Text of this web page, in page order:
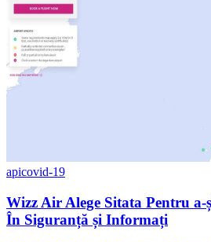
apicovid-19
Wizz Air Alege Sitata Pentru a-
În Siguranță și Informați